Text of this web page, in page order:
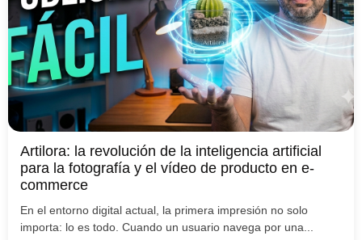
Artilora: la revolución de la inteligencia artificial
para la fotografía y el vídeo de producto en e-
commerce
En el entorno digital actual, la primera impresión no solo
importa: lo es todo. Cuando un usuario navega por una...